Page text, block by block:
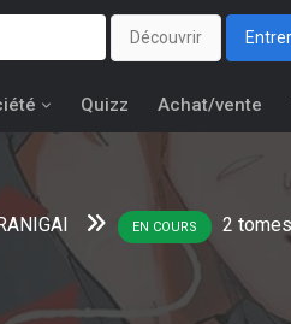
Découvrir
Quizz Achat/vente
EN COURS 2 tomes